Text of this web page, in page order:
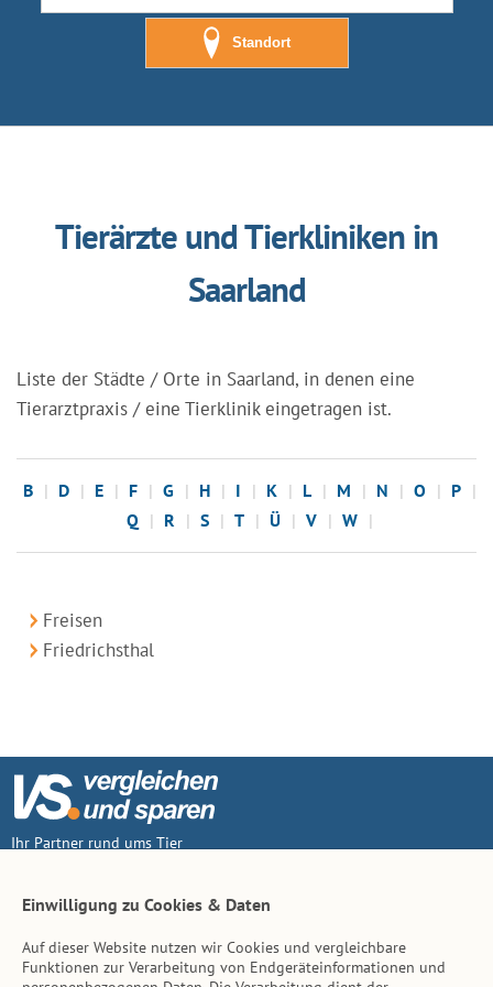
Standort
Tierärzte und Tierkliniken in
Saarland
Liste der Städte / Orte in Saarland, in denen eine
Tierarztpraxis / eine Tierklinik eingetragen ist.
B D E F G H I K L M N O
P
Q
R S T Ü V W
Freisen
Friedrichsthal
Ihr Partner rund ums Tier
Inhalt
Einwilligung zu Cookies & Daten
Auf dieser Website nutzen wir Cookies und vergleichbare
Funktionen zur Verarbeitung von Endgeräteinformationen und